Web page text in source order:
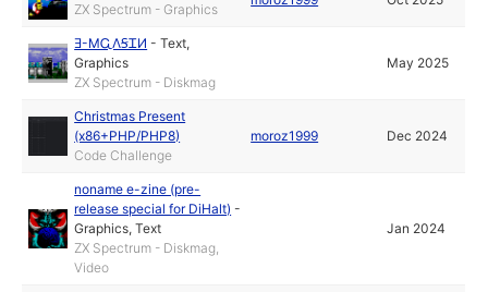
ZX Spectrum - Graphics
Ǝ-МᏩΛꞨᏆИ -Text,
Graphics
ZX Spectrum - Diskmag
May 2025
Christmas Present
(x86+PHP/PHP8)
Code Challenge
moroz1999 Dec 2024
noname e-zine (pre-
release special for DiHalt) -
Graphics,Text
ZX Spectrum - Diskmag,
Video
Jan 2024